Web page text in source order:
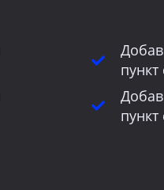
пункт
пункт